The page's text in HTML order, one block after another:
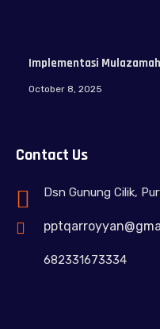
Implementasi
October 8, 2025
Contact Us
Dsn Gunung Cilik,
682331673334